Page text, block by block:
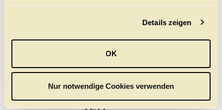
l
Details zeigen
OK
Nur notwendige Cookies verwenden
MIT UNTERSTÜTZUNG DER